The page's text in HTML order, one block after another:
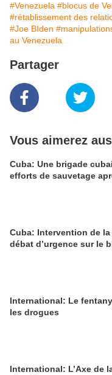
#Venezuela #blocus de
#rétablissement des
#Joe BIden
au Venezuela
Partager
Vous aimerez
Cuba: Une brigade
efforts de sauvetage
Cuba: Intervention de
débat d’urgence sur le
International: Le
les drogues
International: L’Axe de